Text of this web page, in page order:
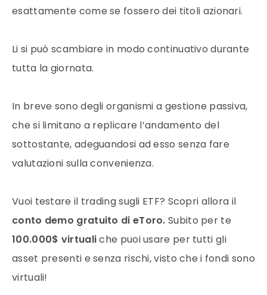
esattamente come se fossero dei titoli azionari.
Li si può scambiare in modo continuativo durante
tutta la giornata.
In breve sono degli organismi a gestione passiva,
che si limitano a replicare l’andamento del
sottostante, adeguandosi ad esso senza fare
valutazioni sulla convenienza.
Vuoi testare il trading sugli ETF? Scopri allora il
conto demo gratuito di eToro. Subito per te
100.000$ virtualiche puoi usare per tutti gli
asset presenti e senza rischi, visto che i fondi sono
virtuali!